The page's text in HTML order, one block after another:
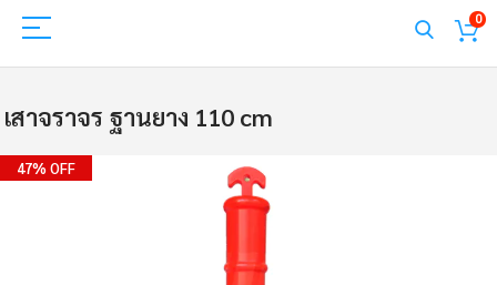
0
เสาจราจร ฐานยาง 110 cm
Skip
to
47% OFF